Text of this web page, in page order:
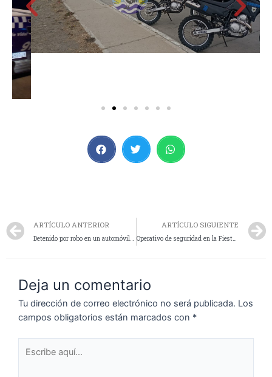
ARTÍCULO ANTERIOR
Detenido por robo en un automóvil en la noche de El Calafate
ARTÍCULO SIGUIENTE
Operativo de seguridad en la Fiesta Nacional del Lago en El Calafate: Resultados satisfactorios y amplia concurrencia
Deja un comentario
Tu dirección de correo electrónico no será publicada. Los
campos obligatorios están marcados con *